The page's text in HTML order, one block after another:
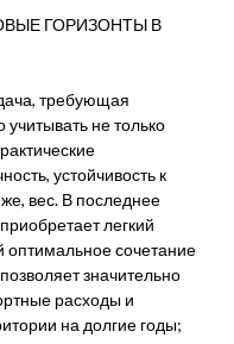
ГОРИЗОНТЫ В
требующая
не только
устойчивость к
вес. В последнее
легкий
сочетание
значительно
расходы и
на долгие годы;